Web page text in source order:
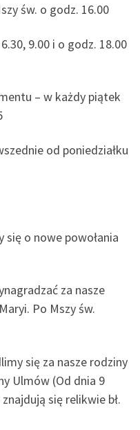
św. o godz. 16.00
9.00 i o godz. 18.00
– w każdy piątek
od poniedziałku
o nowe powołania
za nasze
Po Mszy św.
się za nasze rodziny
Ulmów (Od dnia 9
się relikwie bł.